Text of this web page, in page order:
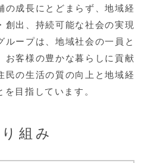
の成長にとどまらず、地域経
創出、持続可能な社会の実現
ループは、地域社会の一員と
お客様の豊かな暮らしに貢献
民の生活の質の向上と地域経
目指しています。
組み